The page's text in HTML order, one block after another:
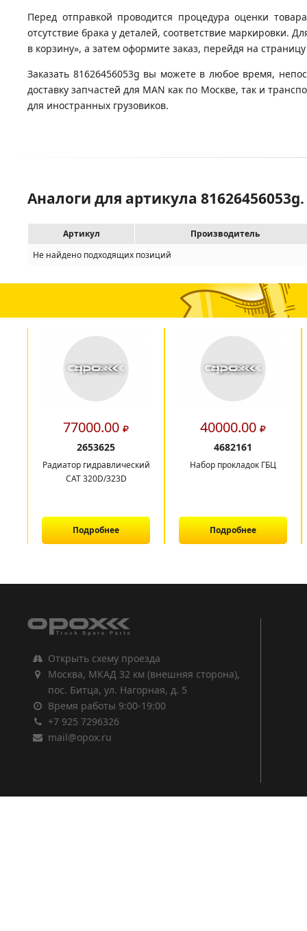
Перед отправкой проводится процедура оценки
отсутствие брака у деталей, соответствие маркировки.
в корзину», а затем оформите заказ, перейдя на
Заказать 81626456053g вы можете в любое время,
доставку запчастей для MAN как по Москве, так и
для иностранных грузовиков.
Аналоги для артикула
Артикул
Производитель
Не найдено подходящих позиций
77000.00
2653625
Радиатор гидравлический
CAT 320D/323D
Подробнее
40000.00
4682161
Набор прокладок ГБЦ
Подробнее
Открыть схему проезда
Москва, МКАД 32 км (внешняя сторона),
пос. Битца, ул. Нагорная, д. 5
Время работы 9:00-19:00
+7 925 7296326
mail@opox.ru